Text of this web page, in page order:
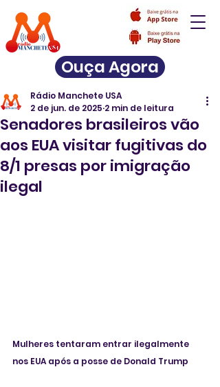
Ouça Agora
Senadores brasileiros vão
aos EUA visitar fugitivas do
8/1 presas por imigração
ilegal
Rádio Manchete USA
2 de jun. de 2025 2 min de leitura
Mulheres tentaram entrar ilegalmente
nos EUA após a posse de Donald Trump